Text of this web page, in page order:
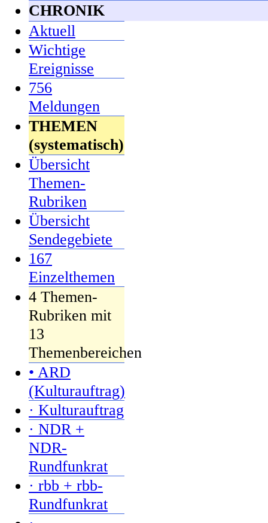
CHRONIK
Aktuell
Wichtige
Ereignisse
756
Meldungen
THEMEN
(systematisch)
Übersicht
Themen-
Rubriken
Übersicht
Sendegebiete
167
Einzelthemen
4 Themen-
Rubriken mit
13
Themenbereichen
• ARD
(Kulturauftrag)
· Kulturauftrag
· NDR +
NDR-
Rundfunkrat
· rbb + rbb-
Rundfunkrat